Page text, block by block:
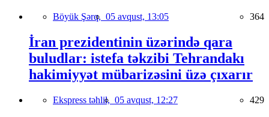
Böyük Şərq, 05 avqust, 13:05 364
İran prezidentinin üzərində qara
buludlar: istefa təkzibi Tehrandakı
hakimiyyət mübarizəsini üzə çıxarır
Ekspress təhlil, 05 avqust, 12:27 429